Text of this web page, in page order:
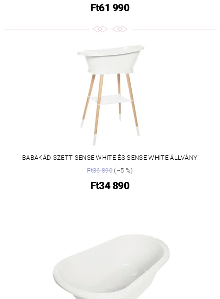
Ft61 990
BABAKÁD SZETT SENSE WHITE ÉS SENSE WHITE ÁLLVÁNY
Ft36 890(–5 %)
Ft34 890